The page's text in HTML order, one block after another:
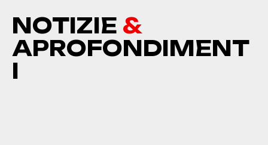
NOTIZIE &
APROFONDIMENT
I